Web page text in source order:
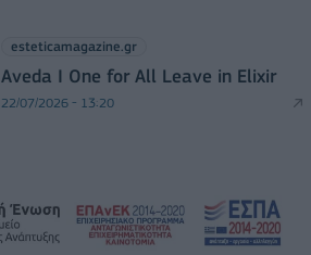
esteticamagazine.gr
Aveda I One for All Leave in Elixir
22/07/2026 - 13:20